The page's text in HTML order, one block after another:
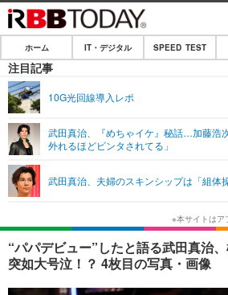
ホーム
IT・デジタル
ネタ
ショッピング
SPEED TEST
エンタメ
エンタメTOP
音楽
ライフ
ライフTOP
ペット
その他
リリース一覧
プッシュ通知の停止方法
ホーム IT・デジタル SPEED TEST
注目記事
10G光回線導入レポ
武田真治、『めちゃイケ』秘話…加藤浩
外れるほどビンタされてる」
武田真治、夫婦のスキンシップは「組体
“パパデビュー”したと語る武田真治
突如大号泣！？ 4枚目の写真・画像